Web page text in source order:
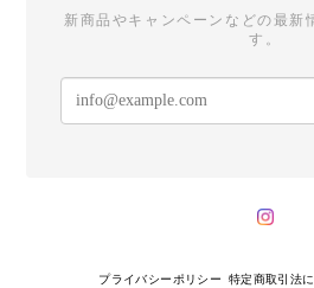
新商品やキャンペーンなどの最新
す。
プライバシーポリシー 特定商取引法